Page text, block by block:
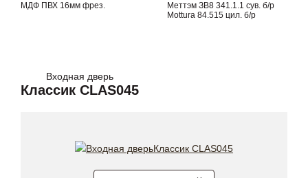
МДФ ПВХ 16мм фрез.
Меттэм ЗВ8 341.1.1 сув. б/р
Mottura 84.515 цил. б/р
Входная дверь
Классик CLAS045